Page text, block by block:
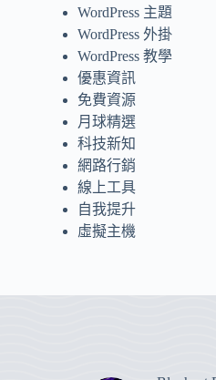
WordPress 主題
WordPress 外掛
WordPress 教學
優惠資訊
免費資源
月球精選
科技新知
網路行銷
線上工具
自我提升
虛擬主機